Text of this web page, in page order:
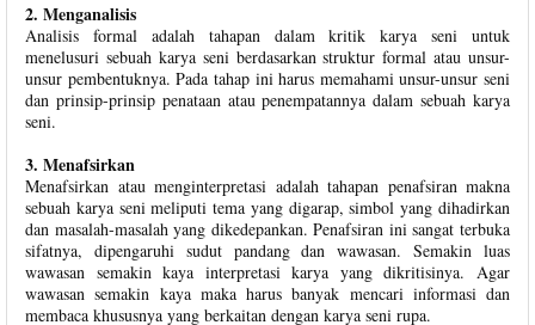
2. Menganalisis
Analisis formal adalah tahapan dalam kritik karya seni untuk
menelusuri sebuah karya seni berdasarkan struktur formal atau unsur-
unsur pembentuknya. Pada tahap ini harus memahami unsur-unsur seni
dan prinsip-prinsip penataan atau penempatannya dalam sebuah karya
seni.
3. Menafsirkan
Menafsirkan atau menginterpretasi adalah tahapan penafsiran makna
sebuah karya seni meliputi tema yang digarap, simbol yang dihadirkan
dan masalah-masalah yang dikedepankan. Penafsiran ini sangat terbuka
sifatnya, dipengaruhi sudut pandang dan wawasan. Semakin luas
wawasan semakin kaya interpretasi karya yang dikritisinya. Agar
wawasan semakin kaya maka harus banyak mencari informasi dan
membaca khususnya yang berkaitan dengan karya seni rupa.